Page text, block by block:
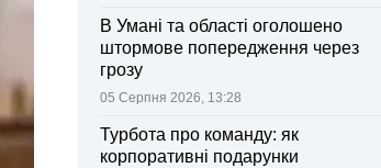
В Умані та області оголошено
штормове попередження через
грозу
05 Серпня 2026, 13:28
Турбота про команду: як
корпоративні подарунки